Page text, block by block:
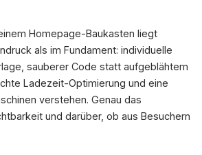
Homepage-Baukasten liegt
als im Fundament: individuelle
sauberer Code statt aufgeblähtem
Ladezeit-Optimierung und eine
verstehen. Genau das
und darüber, ob aus Besuchern